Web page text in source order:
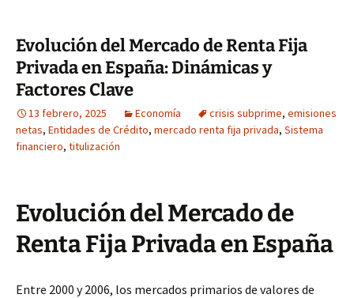
Evolución del Mercado de Renta Fija
Privada en España: Dinámicas y
Factores Clave
13 febrero, 2025 Economía crisis subprime, emisiones
netas, Entidades de Crédito, mercado renta fija privada, Sistema
financiero, titulización
Evolución del Mercado de
Renta Fija Privada en España
Entre 2000 y 2006, los mercados primarios de valores de